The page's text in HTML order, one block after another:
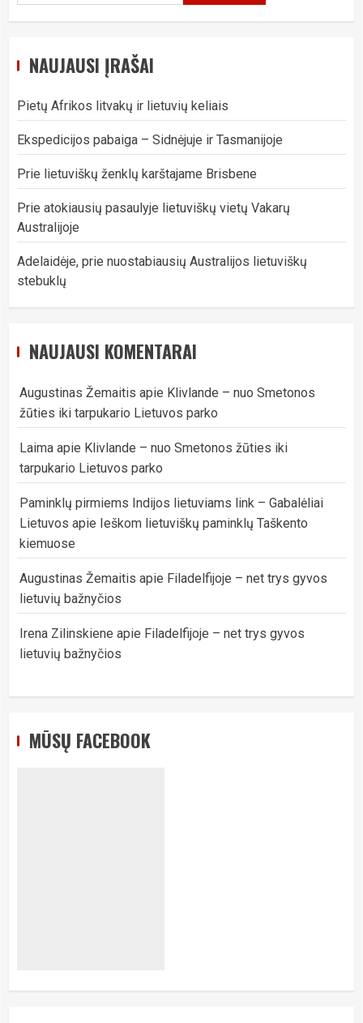
NAUJAUSI ĮRAŠAI
Pietų Afrikos litvakų ir lietuvių keliais
Ekspedicijos pabaiga – Sidnėjuje ir Tasmanijoje
Prie lietuviškų ženklų karštajame Brisbene
Prie atokiausių pasaulyje lietuviškų vietų Vakarų
Australijoje
Adelaidėje, prie nuostabiausių Australijos lietuviškų
stebuklų
NAUJAUSI KOMENTARAI
Augustinas Žemaitis apie Klivlande – nuo Smetonos
žūties iki tarpukario Lietuvos parko
Laima apie Klivlande – nuo Smetonos žūties iki
tarpukario Lietuvos parko
Paminklų pirmiems Indijos lietuviams link – Gabalėliai
Lietuvos apie Ieškom lietuviškų paminklų Taškento
kiemuose
Augustinas Žemaitis apie Filadelfijoje – net trys gyvos
lietuvių bažnyčios
Irena Zilinskiene apie Filadelfijoje – net trys gyvos
lietuvių bažnyčios
MŪSŲ FACEBOOK